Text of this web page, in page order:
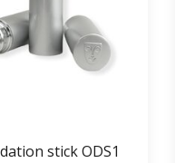
stick ODS1